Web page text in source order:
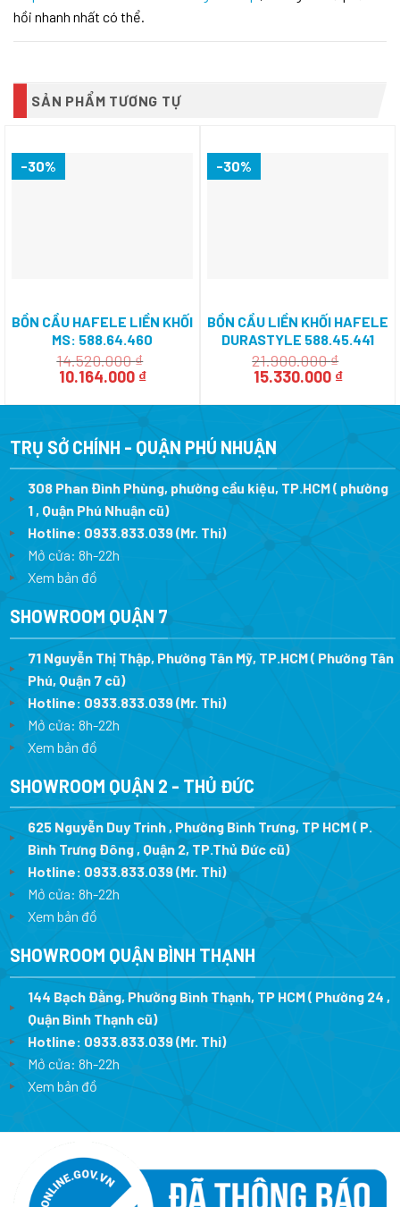
hồi nhanh nhất có thể.
SẢN PHẨM TƯƠNG TỰ
-30%
BỒN CẦU HAFELE LIỀN KHỐI
MS: 588.64.460
14.520.000₫
Giá
là:
10.164.000 ₫Giá
tại
10.164.000 ₫.
-30%
BỒN CẦU LIỀN KHỐI HAFELE
DURASTYLE 588.45.441
21.900.000₫
Giá
là:
15.330.000 ₫Giá
tại
TRỤ SỞ CHÍNH - QUẬN PHÚ NHUẬN
308 Phan Đình Phùng, phường cầu kiệu, TP.HCM ( phường
1 , Quận Phú Nhuận cũ)
Hotline: 0933.833.039(Mr. Thi)
Mở cửa: 8h-22h
Xem bản đồ
SHOWROOM QUẬN 7
71 Nguyễn Thị Thập, Phường Tân Mỹ, TP.HCM ( Phường Tân
Phú, Quận 7 cũ)
Hotline: 0933.833.039(Mr. Thi)
Mở cửa: 8h-22h
Xem bản đồ
SHOWROOM QUẬN 2 - THỦ ĐỨC
625 Nguyễn Duy Trinh , Phường Bình Trưng, TP HCM ( P.
Bình Trưng Đông , Quận 2, TP.Thủ Đức cũ)
Hotline: 0933.833.039(Mr. Thi)
Mở cửa: 8h-22h
Xem bản đồ
SHOWROOM QUẬN BÌNH THẠNH
144 Bạch Đằng, Phường Bình Thạnh, TP HCM ( Phường 24 ,
Quận Bình Thạnh cũ)
Hotline: 0933.833.039(Mr. Thi)
Mở cửa: 8h-22h
Xem bản đồ